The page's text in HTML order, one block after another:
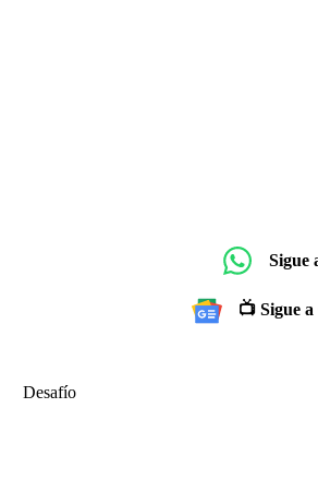
Sigue
📺 Sigue
Desafío